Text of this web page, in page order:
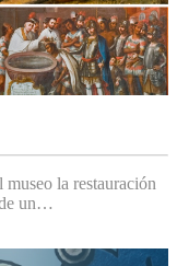
la restauración
un…